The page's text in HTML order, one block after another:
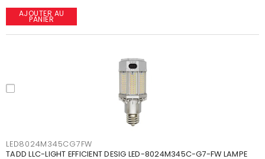
AJOUTER AU
PANIER
LED8024M345CG7FW
TADD LLC-LIGHT EFFICIENT DESIG LED-8024M345C-G7-FW LAMPE